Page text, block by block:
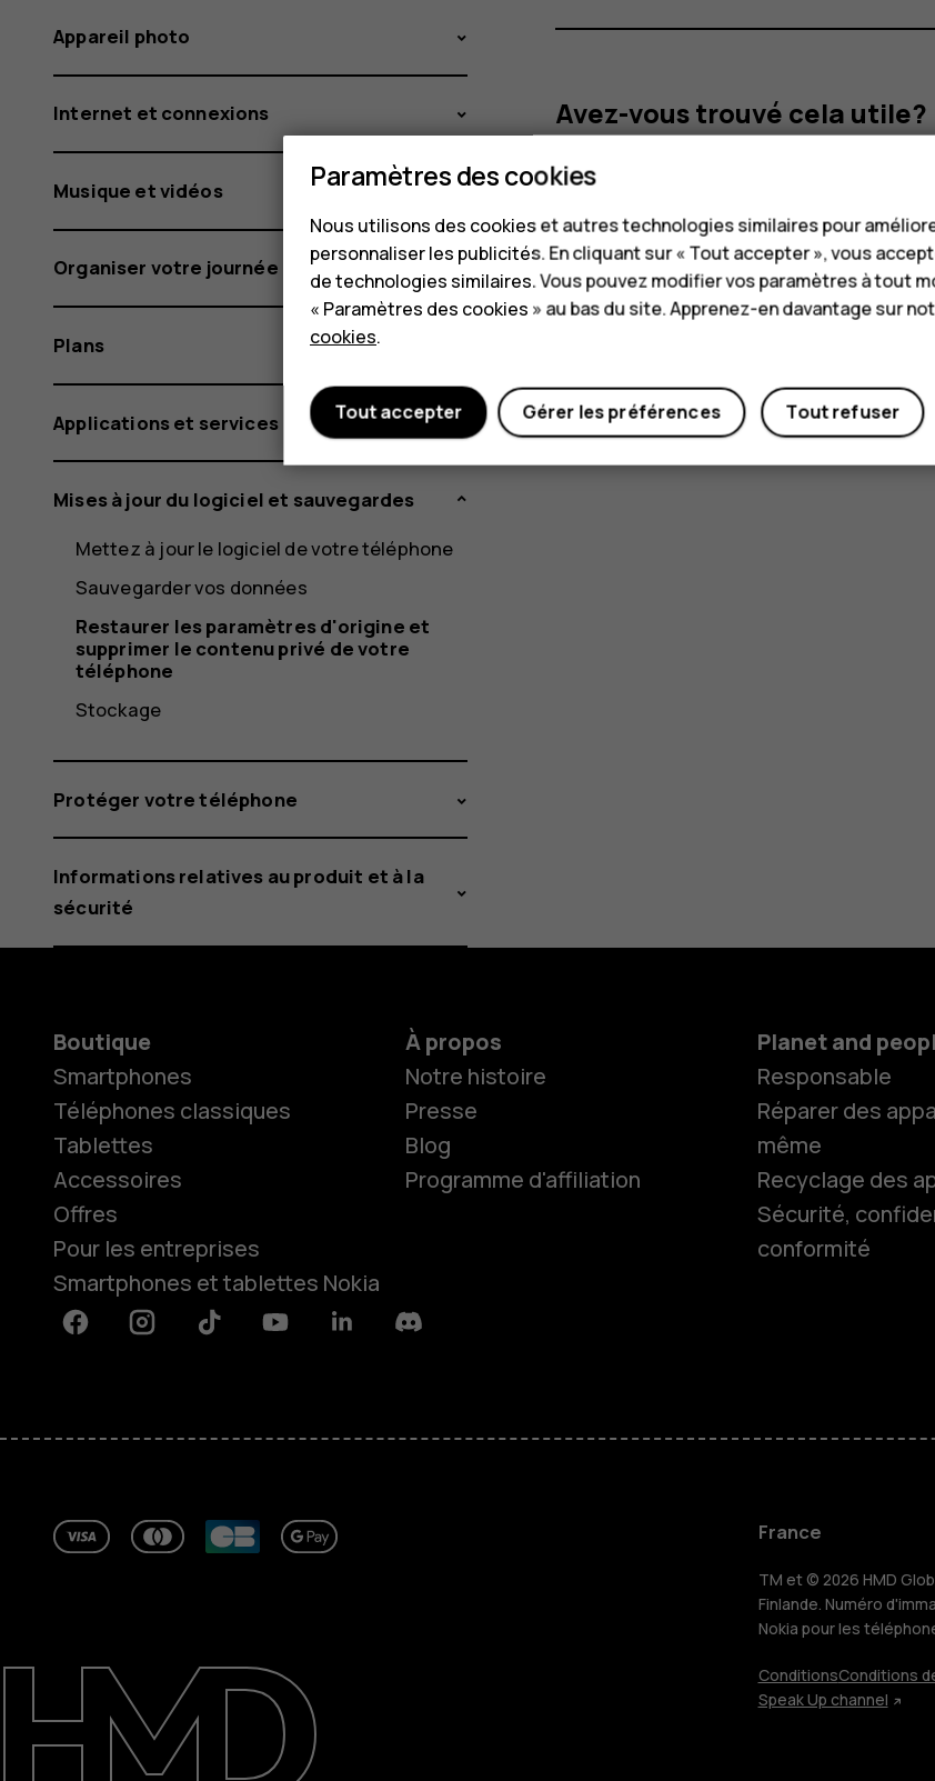
Pour
Tablettes
Boutique
À propos
Assistance
France
Avez-vous trouvé cela utile?
Oui
Appareil photo
Internet et connexions
Musique et vidéos
Organiser votre journée
Plans
Applications et services
Mises à jour du logiciel et sauvegardes
Mettez à jour le logiciel de votre téléphone
Sauvegarder vos données
Restaurer les paramètres d'origine et
supprimer le contenu privé de votre
téléphone
Stockage
Protéger votre téléphone
Informations relatives au produit et à la
sécurité
Boutique
Smartphones
Téléphones classiques
Tablettes
Accessoires
Offres
Pour les entreprises
Smartphones et tablettes Nokia
À propos
Notre histoire
Presse
Blog
Programme d'affiliation
Planet and
Responsable
Réparer des
même
Recyclage des
Sécurité,
conformité
FacebookInstagramTiktok YoutubeLinkedinDiscord
France
TM et © 2026 HMD
Finlande. Numéro
Nokia pour les
ConditionsConditions
Speak Up channel
Paramètres des cookies
Nous utilisons des cookies et autres technologies similaires pour
personnaliser les publicités. En cliquant sur « Tout accepter », vous
de technologies similaires. Vous pouvez modifier vos paramètres à tout
« Paramètres des cookies » au bas du site. Apprenez-en davantage sur
cookies.
Tout refuser
Gérer les préférences
Tout accepter